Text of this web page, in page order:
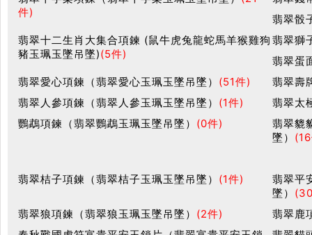
件)
翡翠骰
翡翠十二生肖大集合項鍊 (鼠牛虎兔龍蛇馬羊猴雞狗
豬玉珮玉墜吊墜)(5件)
翡翠獅
翡翠蛋
翡翠愛心項鍊（翡翠愛心玉珮玉墜吊墜） (51件)
翡翠壽
翡翠人參項鍊（翡翠人參玉珮玉墜吊墜） (1件)
翡翠太
鸚鵡項鍊（翡翠鸚鵡玉珮玉墜吊墜） (0件)
翡翠貔
墜）
翡翠桔子項鍊（翡翠桔子玉珮玉墜吊墜） (1件)
翡翠平
墜）
翡翠狼項鍊（翡翠狼玉珮玉墜吊墜） (2件)
翡翠鹿